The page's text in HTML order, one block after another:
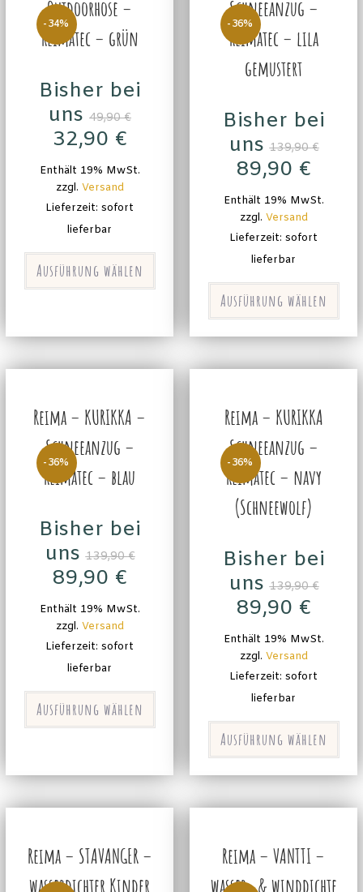
-34%
Outdoorhose –
Reimatec – grün
Bisher bei
uns 49,90€
32,90 €
Enthält 19% MwSt.
zzgl. Versand
Lieferzeit: sofort
lieferbar
Ausführung wählen
-36%
Schneeanzug –
Reimatec – lila
gemustert
Bisher bei
uns 139,90€
89,90 €
Enthält 19% MwSt.
zzgl. Versand
Lieferzeit: sofort
lieferbar
Ausführung wählen
-36%
Reima – KURIKKA –
Schneeanzug –
Reimatec – blau
Bisher bei
uns 139,90€
89,90 €
Enthält 19% MwSt.
zzgl. Versand
Lieferzeit: sofort
lieferbar
Ausführung wählen
-36%
Reima – KURIKKA
Schneeanzug –
Reimatec – navy
(Schneewolf)
Bisher bei
uns 139,90€
89,90 €
Enthält 19% MwSt.
zzgl. Versand
Lieferzeit: sofort
lieferbar
Ausführung wählen
Reima – STAVANGER –
wasserdichter Kinder
Reima – VANTTI –
wasser- & winddichte